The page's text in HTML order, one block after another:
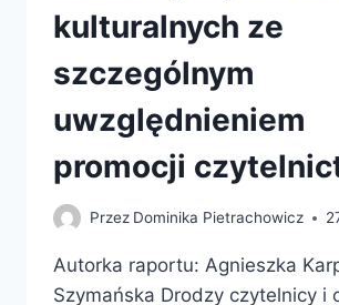
kulturalnych ze
szczególnym
uwzględnieniem
promocji
Przez Dominika Pietrachowicz
Autorka raportu: Agnieszka
Szymańska Drodzy czytelnicy i